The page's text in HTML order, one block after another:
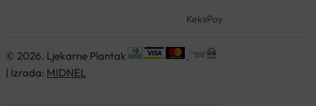
KeksPay
© 2026. Ljekarne Plantak
| Izrada: MIDNEL